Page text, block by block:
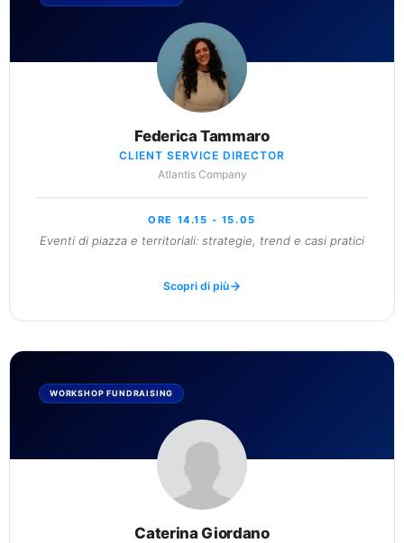
Federica Tammaro
CLIENT SERVICE DIRECTOR
Atlantis Company
ORE 14.15 - 15.05
Eventi di piazza e territoriali: strategie, trend e casi pratici
Scopri di più
WORKSHOP FUNDRAISING
Caterina Giordano